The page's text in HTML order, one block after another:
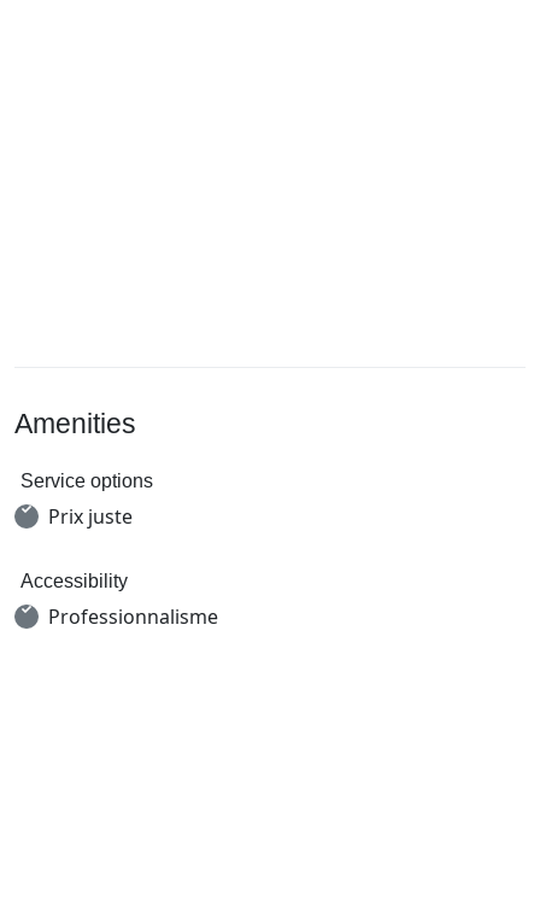
Amenities
Service options
Prix juste
Accessibility
Professionnalisme